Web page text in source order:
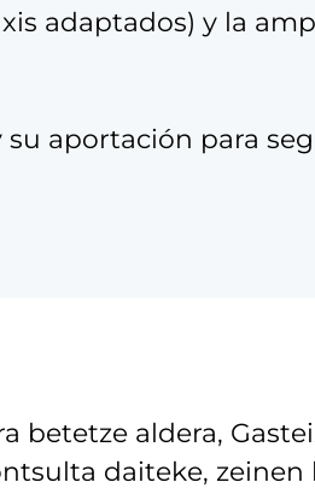
adaptados) y la
aportación para
betetze aldera,
daiteke,